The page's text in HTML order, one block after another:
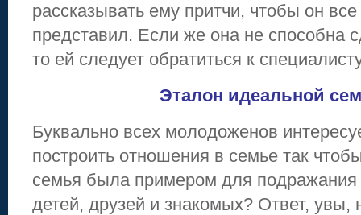
рассказывать ему притчи, чтобы он
представил. Если же она не способна
то ей следует обратиться к
Эталон идеальной
Буквально всех молодоженов
построить отношения в семье так
семья была примером для
детей, друзей и знакомых? Ответ, увы,